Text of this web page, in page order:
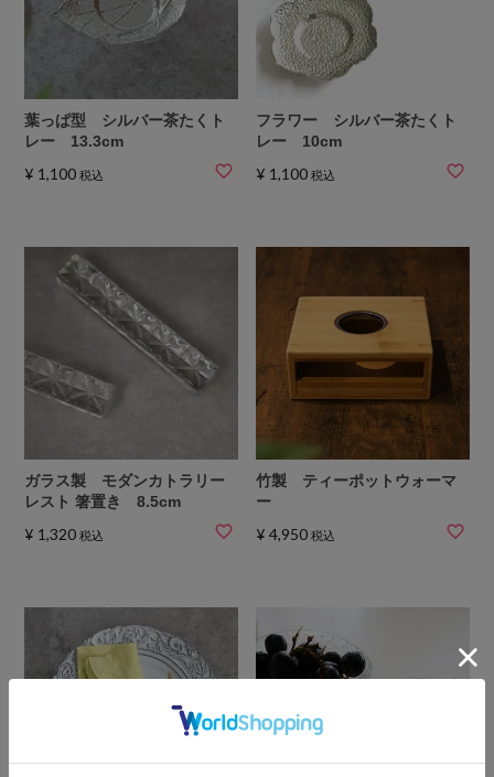
葉っぱ型 シルバー茶たくト
レー 13.3cm
¥ 1,100 税込
フラワー シルバー茶たくト
レー 10cm
¥ 1,100 税込
ガラス製 モダンカトラリー
レスト 箸置き 8.5cm
¥ 1,320 税込
竹製 ティーポットウォーマ
ー
¥ 4,950 税込